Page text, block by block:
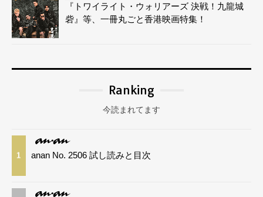
『トワイライト・ウォリアーズ 決戦！九龍城
砦』等、一冊丸ごと香港映画特集！
Ranking
今読まれてます
1 anan No. 2506 試し読みと目次